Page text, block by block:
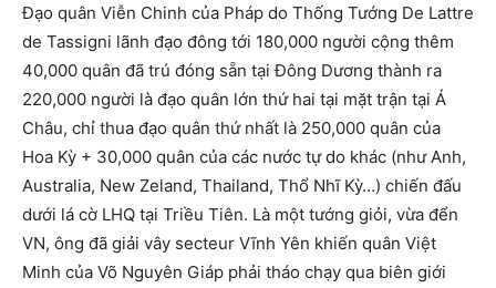
Đạo quân Viễn Chinh của Pháp do Thống Tướng De Lattre
de Tassigni lãnh đạo đông tới 180,000 người cộng thêm
40,000 quân đã trú đóng sẵn tại Đông Dương thành ra
220,000 người là đạo quân lớn thứ hai tại mặt trận tại Á
Châu, chỉ thua đạo quân thứ nhất là 250,000 quân của
Hoa Kỳ + 30,000 quân của các nước tự do khác (như Anh,
Australia, New Zeland, Thailand, Thổ Nhĩ Kỳ…) chiến đấu
dưới lá cờ LHQ tại Triều Tiên. Là một tướng giỏi, vừa đển
VN, ông đã giải vây secteur Vĩnh Yên khiến quân Việt
Minh của Võ Nguyên Giáp phải tháo chạy qua biên giới